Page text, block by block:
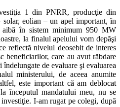
1 din PNRR, producţie din
solar, eolian – un apel important, în
aibă în sistem minimum 950 MW
la finalul apelului vom depăşi
reflectă nivelul deosebit de interes
beneficiarilor, care au avut răbdare
de evaluare şi evaluarea
ministerului, de aceea anumite
este important că am deblocat
începutul mandatului meu, nu se
investiţie. I-am rugat pe colegi, după